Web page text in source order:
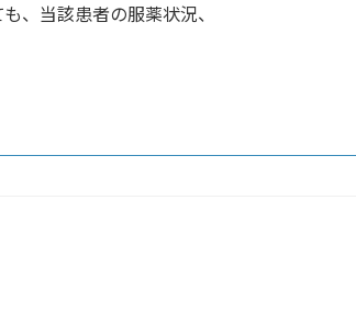
、当該患者の服薬状況、